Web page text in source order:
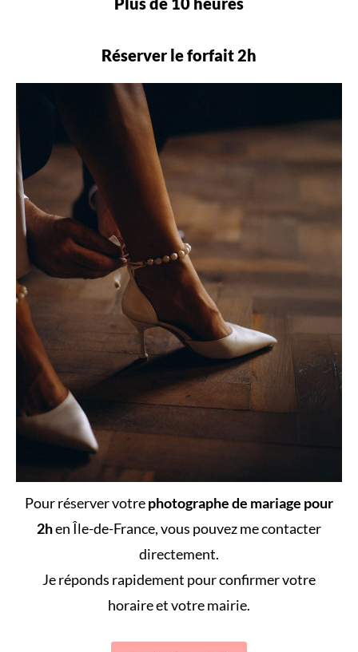
Réserver le forfait 2h
Pour réserver votrephotographe de mariage pour
2hen Île-de-France, vous pouvez me contacter
directement.
Je réponds rapidement pour confirmer votre
horaire et votre mairie.